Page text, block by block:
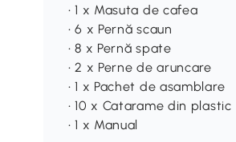
• 1 x Masuta de cafea
• 6 x Pernă scaun
• 8 x Pernă spate
• 2 x Perne de aruncare
• 1 x Pachet de asamblare
• 10 x Catarame din plastic
• 1 x Manual